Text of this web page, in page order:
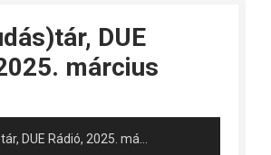
DUE
március